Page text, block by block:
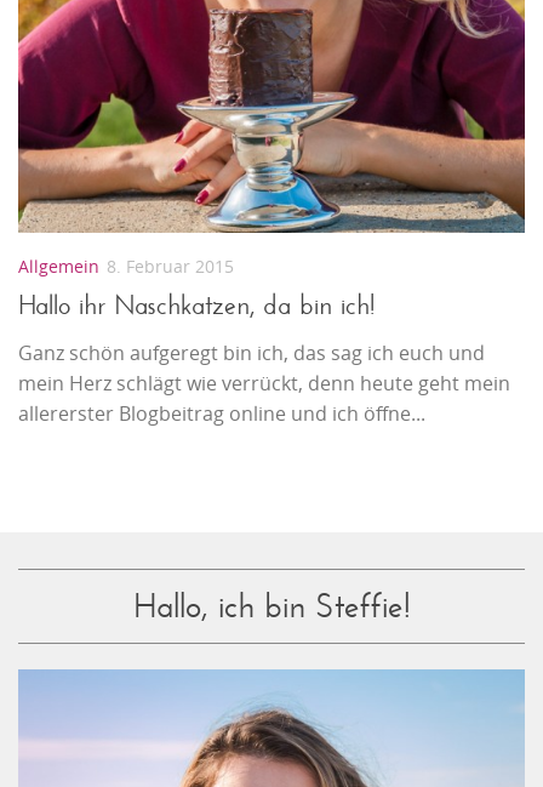
Allgemein 8. Februar 2015
Hallo ihr Naschkatzen, da bin ich!
Ganz schön aufgeregt bin ich, das sag ich euch und
mein Herz schlägt wie verrückt, denn heute geht mein
allererster Blogbeitrag online und ich öffne...
Hallo, ich bin Steffie!